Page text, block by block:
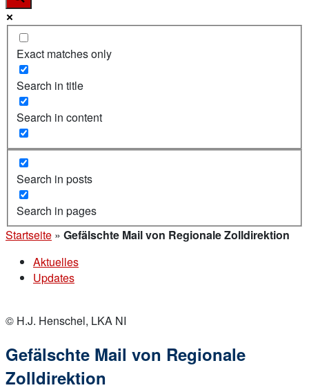
Exact matches only
Search in title
Search in content
Search in posts
Search in pages
Startseite » Gefälschte Mail von Regionale Zolldirektion
Aktuelles
Updates
© H.J. Henschel, LKA NI
Gefälschte Mail von Regionale
Zolldirektion